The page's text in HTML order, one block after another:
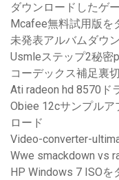
ダウンロードしたゲ
Mcafee無料試用版を
未発表アルバムダウ
Usmleステップ2秘密
コーデックス補足裏
Ati radeon hd 8570ド
Obiee 12cサンプル
ロード
Video-converter-
Wwe smackdown vs
HP Windows 7 ISOを